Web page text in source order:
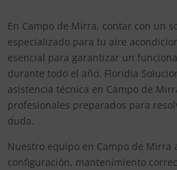
En Campo de Mirra, contar con un
especializado para tu aire
esencial para garantizar un
durante todo el año. Floridia
asistencia técnica en Campo de
profesionales preparados para
duda.
Nuestro equipo en Campo de Mirra
configuración, mantenimiento